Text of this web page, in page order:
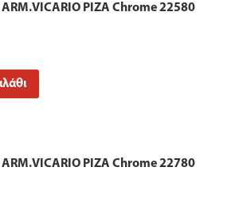
PIZA Chrome 22580
PIZA Chrome 22780